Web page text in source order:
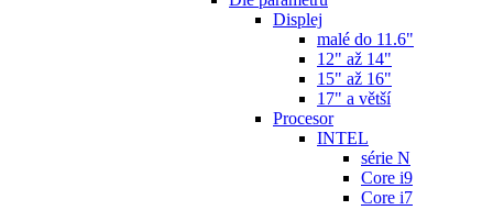
Displej
malé do 11.6"
12" až 14"
15" až 16"
17" a větší
Procesor
INTEL
série N
Core i9
Core i7